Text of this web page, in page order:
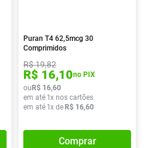
Puran T4 62,5mcg 30
Comprimidos
R$19,82
R$ 16,10no PIX
ouR$ 16,60
em até 1x nos cartões
em até 1x deR$ 16,60
Comprar